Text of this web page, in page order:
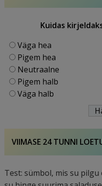
Kuidas
Väga hea
Pigem hea
Neutraalne
Pigem halb
Väga halb
VIIMASE 24 TUNNI
Test: sümbol, mis su